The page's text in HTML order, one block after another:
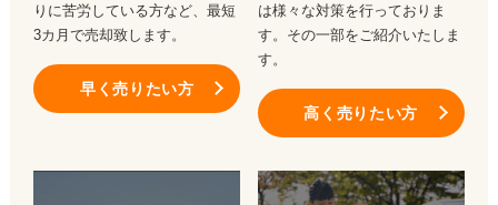
りに苦労している方など、最短
3カ月で売却致します。
早く売りたい方
は様々な対策を行っておりま
す。その一部をご紹介いたしま
す。
高く売りたい方